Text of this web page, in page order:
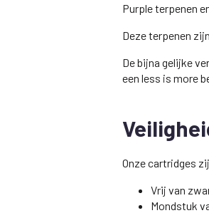
Purple terpenen
Deze terpenen
De bijna gelijke
een less is more
Onze cartridges
Vrij van
Mondstuk